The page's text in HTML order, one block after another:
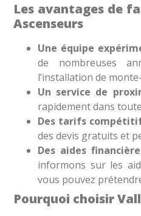
Les avantages de
Ascenseurs
Une équipe
de nombreuses
l’installation de
Un service de
rapidement dans toute
Des tarifs
des devis gratuits et
Des aides
informons sur les
vous pouvez
Pourquoi choisir